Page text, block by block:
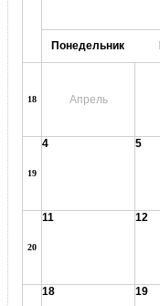
Понедельник
18 Апрель
19
4 5
20
11 12
18 19